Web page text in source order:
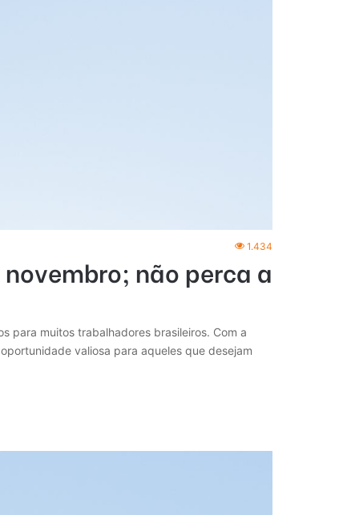
1.434
não perca a
para muitos trabalhadores brasileiros. Com a
valiosa para aqueles que desejam